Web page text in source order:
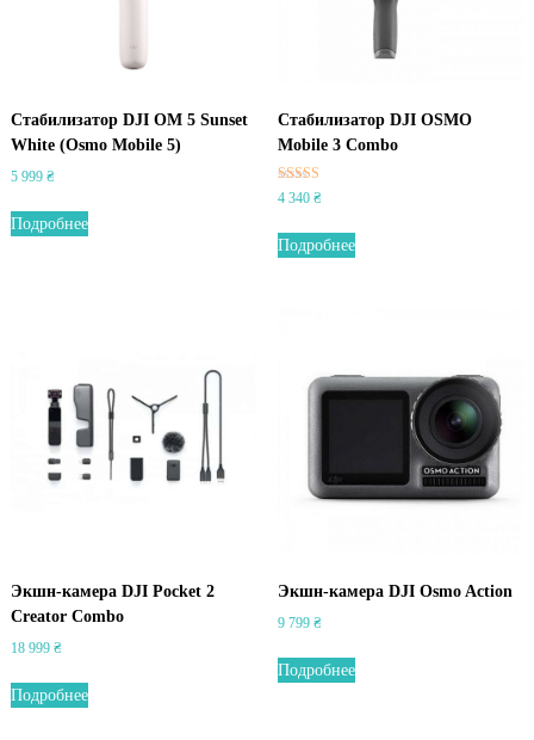
Стабилизатор DJI OM 5 Sunset
White (Osmo Mobile 5)
5 999 ₴
Подробнее
Стабилизатор DJI OSMO
Mobile 3 Combo
Оценка
4 340 ₴
Подробнее
Экшн-камера DJI Pocket 2
Creator Combo
18 999 ₴
Подробнее
Экшн-камера DJI Osmo Action
9 799 ₴
Подробнее